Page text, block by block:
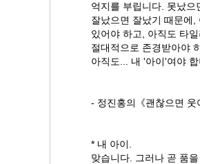
억지를 부립니다. 못났으
잘났으면 잘났기 때문에,
있어야 하고, 아직도 타
절대적으로 존경받아야
아직도... 내 '아이'여야 합
- 정진홍의《괜찮으면 웃
* 내 아이.
맞습니다. 그러나 곧 품을